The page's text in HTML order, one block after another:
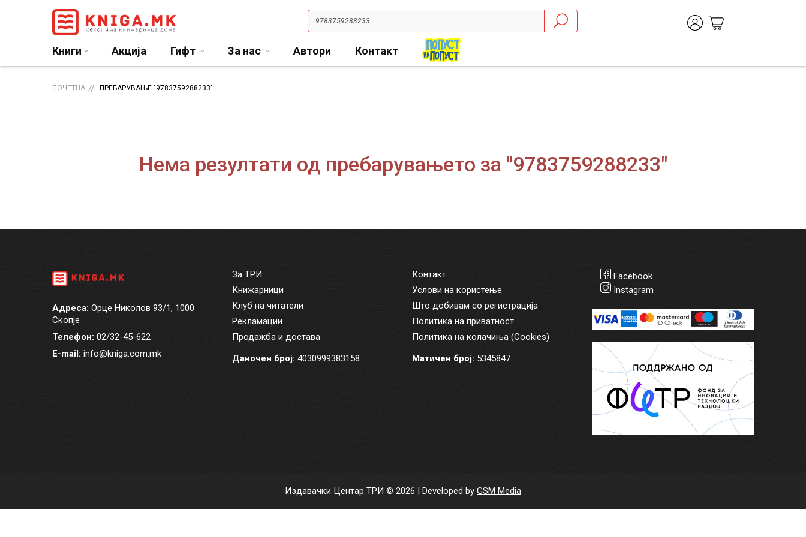
Книги Акција Гифт За нас Автори Контакт
ПОЧЕТНА ПРЕБАРУВАЊЕ "9783759288233"
Нема резултати од пребарувањето за "9783759288233"
Адреса: Орце Николов 93/1, 1000
Скопје
Телефон: 02/32-45-622
E-mail: info@kniga.com.mk
За ТРИ
Книжарници
Клуб на читатели
Рекламации
Продажба и достава
Даночен број: 4030999383158
Контакт
Услови на користење
Што добивам со регистрација
Политика на приватност
Политика на колачиња (Cookies)
Матичен број: 5345847
Facebook
Instagram
Издавачки Центар ТРИ © 2026 | Developed by GSM Media